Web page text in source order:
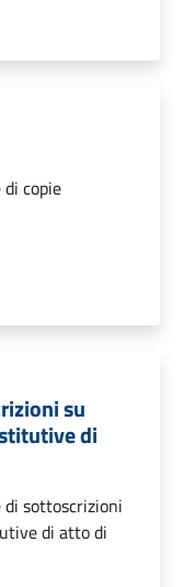
copie
su
di
sottoscrizioni
di atto di